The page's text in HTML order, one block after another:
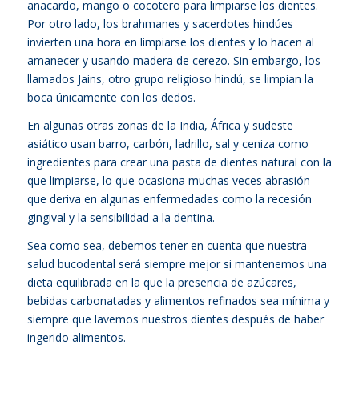
anacardo, mango o cocotero para limpiarse los dientes.
Por otro lado, los brahmanes y sacerdotes hindúes
invierten una hora en limpiarse los dientes y lo hacen al
amanecer y usando madera de cerezo. Sin embargo, los
llamados Jains, otro grupo religioso hindú, se limpian la
boca únicamente con los dedos.
En algunas otras zonas de la India, África y sudeste
asiático usan barro, carbón, ladrillo, sal y ceniza como
ingredientes para crear una pasta de dientes natural con la
que limpiarse, lo que ocasiona muchas veces abrasión
que deriva en algunas enfermedades como la recesión
gingival y la sensibilidad a la dentina.
Sea como sea, debemos tener en cuenta que nuestra
salud bucodental será siempre mejor si mantenemos una
dieta equilibrada en la que la presencia de azúcares,
bebidas carbonatadas y alimentos refinados sea mínima y
siempre que lavemos nuestros dientes después de haber
ingerido alimentos.